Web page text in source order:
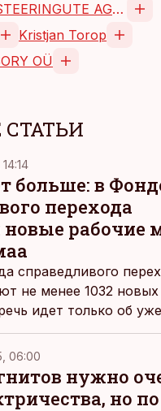
IDA-VIRU INVESTEERINGUTE AGENTUUR SA
Kristjan Torop
OÜ
14:14
больше: в
перехода
рабочие
справедливого
не менее 1032 новых
идет только об уже
– в
подрастет,
06:00
нужно
но